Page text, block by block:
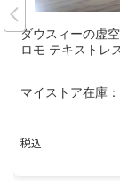
ダウスィーの虚
ロモ テキストレ
マイストア在庫：
税込